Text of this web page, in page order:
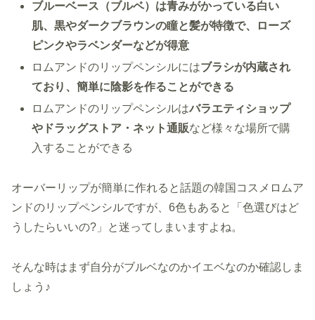
ブルーベース（ブルベ）は青みがかっている白い
肌、黒やダークブラウンの瞳と髪が特徴で、ローズ
ピンクやラベンダーなどが得意
ロムアンドのリップペンシルにはブラシが内蔵され
ており、簡単に陰影を作ることができる
ロムアンドのリップペンシルはバラエティショップ
やドラッグストア・ネット通販など様々な場所で購
入することができる
オーバーリップが簡単に作れると話題の韓国コスメロムア
ンドのリップペンシルですが、6色もあると「色選びはど
うしたらいいの?」と迷ってしまいますよね。
そんな時はまず自分がブルベなのかイエベなのか確認しま
しょう♪